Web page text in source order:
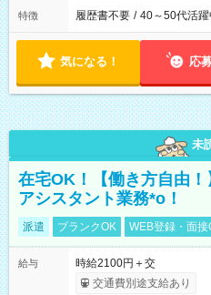
特徴 履歴書不要 / 40～50代活躍
気になる！ 応
未
在宅OK！【働き方自由
アシスタント業務*o！
派遣 ブランクOK WEB登録・面接
給与
時給2100円＋交
交通費別途支給あり